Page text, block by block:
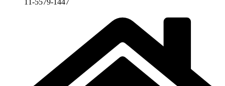
11-5579-1447